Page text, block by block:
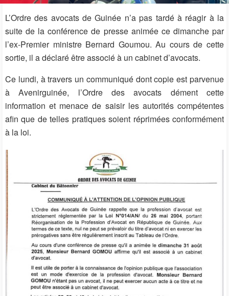
L’Ordre des avocats de Guinée n’a pas tardé à réagir à la
suite de la conférence de presse animée ce dimanche par
l’ex-Premier ministre Bernard Goumou. Au cours de cette
sortie, il a déclaré être associé à un cabinet d’avocats.
Ce lundi, à travers un communiqué dont copie est parvenue
à Avenirguinée, l’Ordre des avocats dément cette
information et menace de saisir les autorités compétentes
afin que de telles pratiques soient réprimées conformément
à la loi.